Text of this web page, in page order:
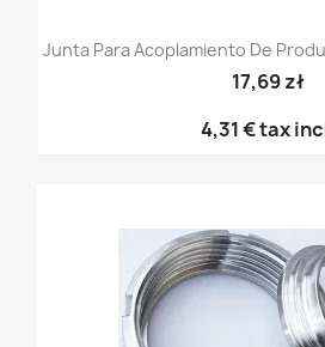
Junta Para Acoplamiento De
17,69 zł
4,31 €tax